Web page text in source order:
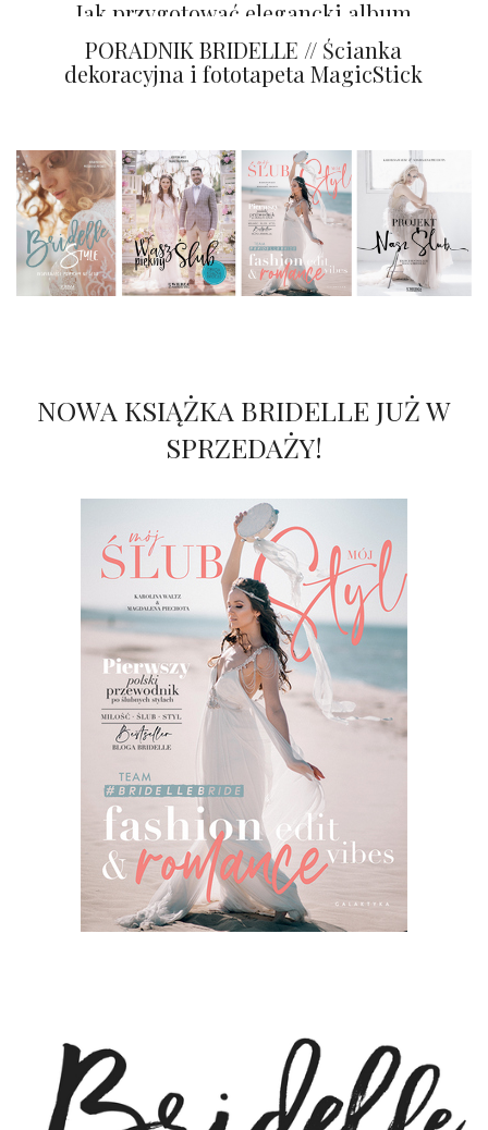
Jak przygotować elegancki album
ślubny na prezent?
PORADNIK BRIDELLE // Ścianka
dekoracyjna i fototapeta MagicStick
NOWA KSIĄŻKA BRIDELLE JUŻ W
SPRZEDAŻY!